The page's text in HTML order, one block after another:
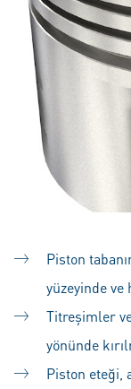
Piston
yüzeyinde
Titreşimler
yönünde
Piston eteği,